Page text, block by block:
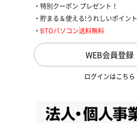
特別クーポン プレゼント！
貯まる＆使える!うれしいポイント
BTOパソコン送料無料
WEB会員登録
ログインはこちら